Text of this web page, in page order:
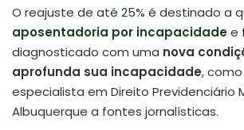
O reajuste de até 25% é destinado a
aposentadoria por incapacidadee
diagnosticado com uma nova
aprofunda sua incapacidade,
especialista em Direito Previdenciário
Albuquerque a fontes jornalísticas.